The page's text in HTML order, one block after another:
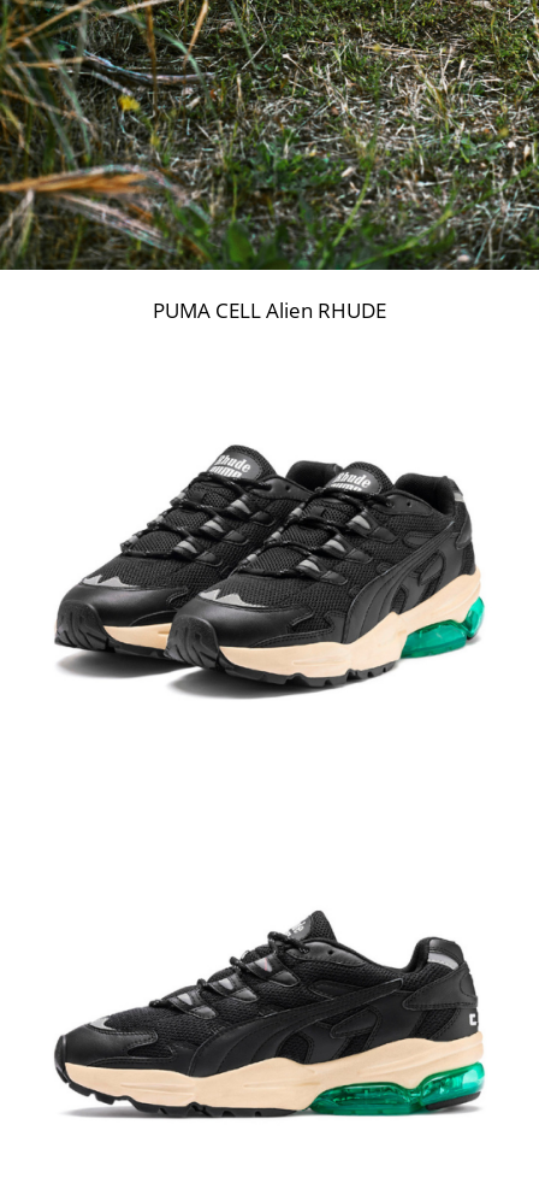
PUMA CELL Alien RHUDE